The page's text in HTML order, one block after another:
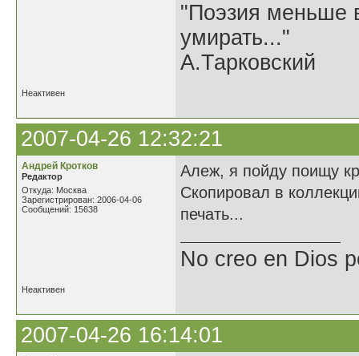
"Поэзия меньше
умирать..."
А.Тарковский
Неактивен
2007-04-26 12:32:21
Андрей Кротков
Редактор
Откуда: Москва
Зарегистрирован: 2006-04-06
Сообщений: 15638
Алеж, я пойду поищу
Скопировал в
печать...
No creo en Dios
Неактивен
2007-04-26 16:14:01